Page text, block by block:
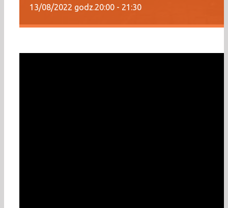
13/08/2022 godz.20:00 - 21:30